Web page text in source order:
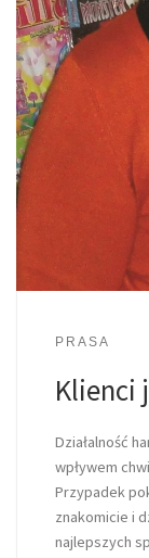
PRASA
Klienci
Działalność
wpływem
Przypadek
znakomicie i
najlepszych